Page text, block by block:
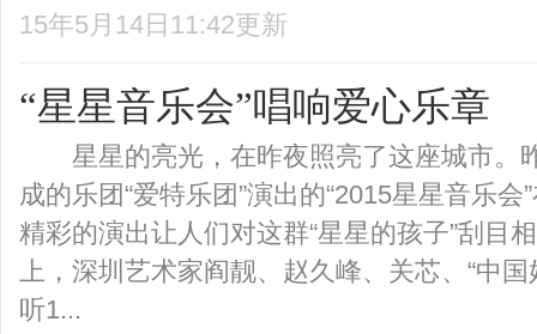
15年5月14日11:42更新
“星星音乐会”唱响爱心乐章
星星的亮光，在昨夜照亮了这座城市。
成的乐团“爱特乐团”演出的“2015星星音乐
精彩的演出让人们对这群“星星的孩子”刮
上，深圳艺术家阎靓、赵久峰、关芯、“中
听1...